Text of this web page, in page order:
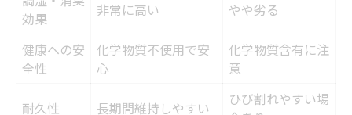
効果
非常に高い やや劣る
健康への安
全性
化学物質不使用で安
心
化学物質含有に注
意
耐久性 長期間維持しやすい
ひび割れやすい場